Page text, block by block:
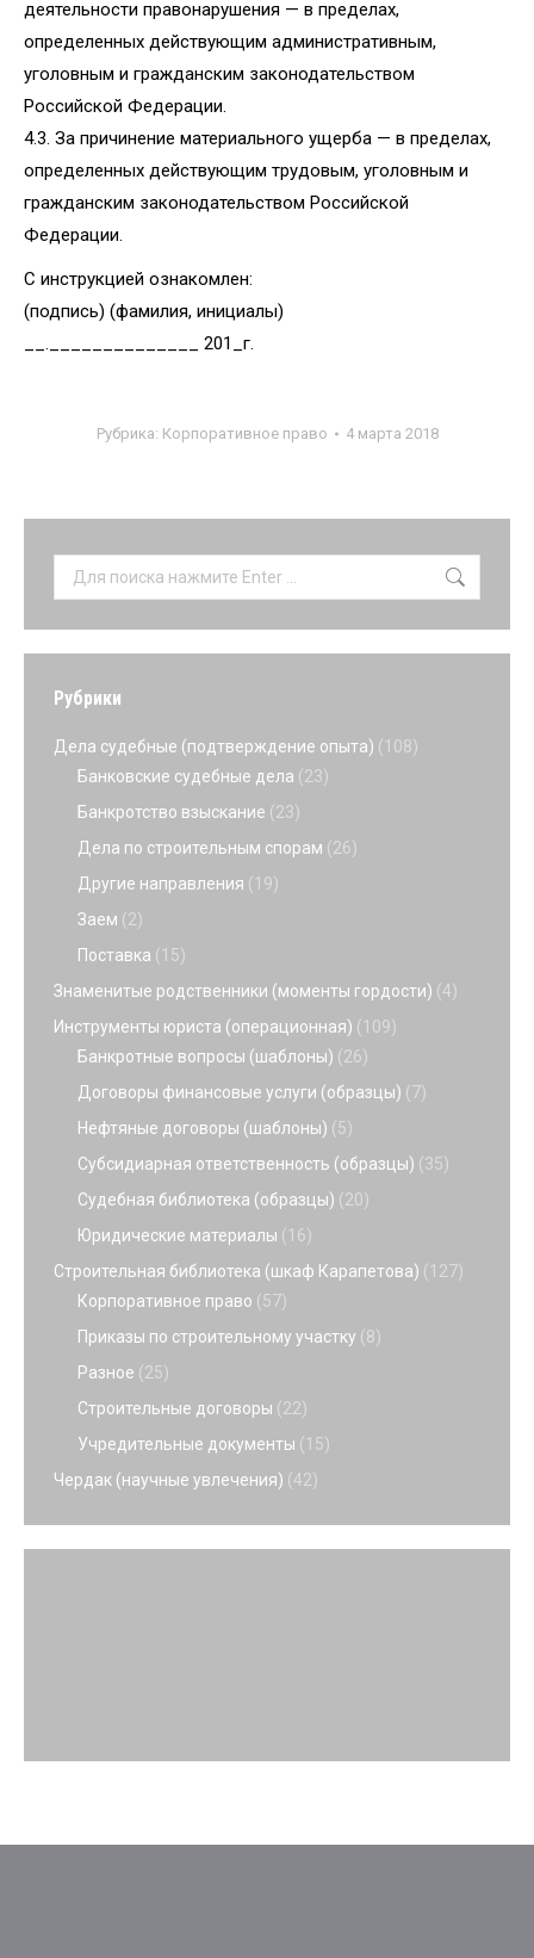
деятельности правонарушения — в пределах,
определенных действующим административным,
уголовным и гражданским законодательством
Российской Федерации.
4.3. За причинение материального ущерба — в пределах,
определенных действующим трудовым, уголовным и
гражданским законодательством Российской
Федерации.
С инструкцией ознакомлен:
(подпись) (фамилия, инициалы)
__.______________ 201_г.
Рубрика: Корпоративное право 4 марта 2018
Поиск:
Рубрики
Дела судебные (подтверждение опыта) (108)
Банковские судебные дела (23)
Банкротство взыскание (23)
Дела по строительным спорам (26)
Другие направления (19)
Заем (2)
Поставка (15)
Знаменитые родственники (моменты гордости) (4)
Инструменты юриста (операционная) (109)
Банкротные вопросы (шаблоны) (26)
Договоры финансовые услуги (образцы) (7)
Нефтяные договоры (шаблоны) (5)
Субсидиарная ответственность (образцы) (35)
Судебная библиотека (образцы) (20)
Юридические материалы (16)
Строительная библиотека (шкаф Карапетова) (127)
Корпоративное право (57)
Приказы по строительному участку (8)
Разное (25)
Строительные договоры (22)
Учредительные документы (15)
Чердак (научные увлечения) (42)